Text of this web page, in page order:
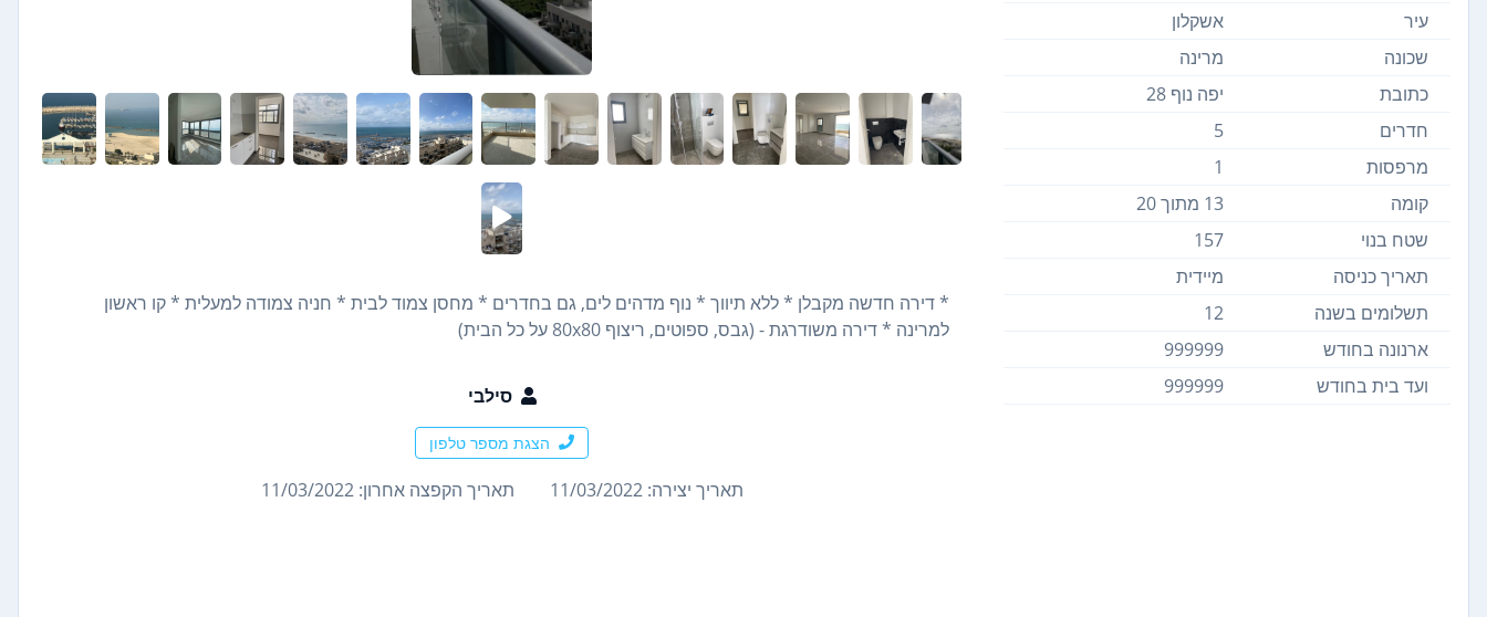
עיר
אשקלון
שכונה
מרינה
כתובת
יפה נוף 28
חדרים
5
מרפסות
1
קומה
13 מתוך 20
שטח בנוי
157
תאריך כניסה
מיידית
תשלומים בשנה
12
ארנונה בחודש
999999
ועד בית בחודש
999999
* דירה חדשה מקבלן * ללא תיווך * נוף מדהים לים, גם בחדרים * מחסן צמוד לבית * חניה צמודה למעלית * קו ראשון
למרינה * דירה משודרגת - (גבס, ספוטים, ריצוף 80x80 על כל הבית)
סילבי
הצגת מספר טלפון
תאריך יצירה: 11/03/2022 תאריך הקפצה אחרון: 11/03/2022